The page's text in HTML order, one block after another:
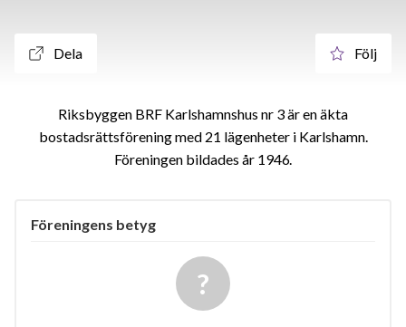
Dela Följ
Riksbyggen BRF Karlshamnshus nr 3 är en äkta
bostadsrättsförening med 21 lägenheter i Karlshamn.
Föreningen bildades år 1946
Föreningens betyg